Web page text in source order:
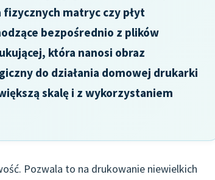
matryc czy płyt
bezpośrednio z plików
która nanosi obraz
do działania domowej drukarki
skalę i z wykorzystaniem
Pozwala to na drukowanie niewielkich